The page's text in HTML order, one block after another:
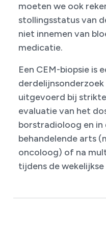
moeten we ook
stollingsstatus van
niet innemen van
medicatie.
Een CEM-biopsie is
uitgevoerd bij
evaluatie van het
borstradioloog en
behandelende arts
oncoloog) of na
tijdens de